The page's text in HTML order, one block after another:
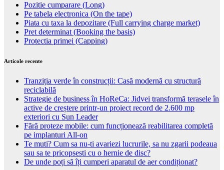
Pozitie cumparare (Long)
Pe tabela electronica (On the tape)
Piata cu taxa la depozitare (Full carrying charge market)
Pret determinat (Booking the basis)
Protectia primei (Capping)
Articole recente
Tranziția verde în construcții: Casă modernă cu structură
reciclabilă
Strategie de business în HoReCa: Jidvei transformă terasele în
active de creștere printr-un proiect record de 2.600 mp
exteriori cu Sun Leader
Fără proteze mobile: cum funcționează reabilitarea completă
pe implanturi All-on
Te muti? Cum sa nu-ti avariezi lucrurile, sa nu zgarii podeaua
sau sa te pricopsesti cu o hernie de disc?
De unde poți să îți cumperi aparatul de aer condiționat?